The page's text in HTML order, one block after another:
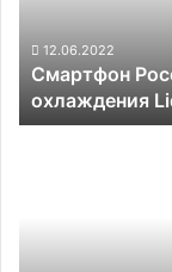
Liquidcool
2.0
12.06.2022
Смартфон
охлаждения